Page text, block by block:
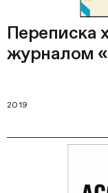
Переписка
журналом
2019